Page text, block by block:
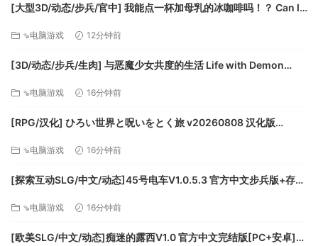
Windows
最低配置:
操作系统: Windows 7/8/10
显卡: Any card with OpenGL 2.0 support and the
framebuffer_object extension
[大型3D/动态/步兵/官中] 我能点一杯加母乳的冰咖啡吗！？ Can I
[7.93G]
⇘电脑游戏 12分钟前
[3D/动态/步兵/生肉] 与恶魔少女共度的生活 Life with Demon
⇘电脑游戏 16分钟前
[RPG/汉化] ひろい世界と呪いをとく旅 v20260808 汉化版
⇘电脑游戏 16分钟前
[探索互动SLG/中文/动态]45号电车V1.0.5.3 官方中文步兵版+存档
⇘电脑游戏 16分钟前
[欧美SLG/中文/动态]痴迷的露西V1.0 官方中文完结版[PC+安卓]